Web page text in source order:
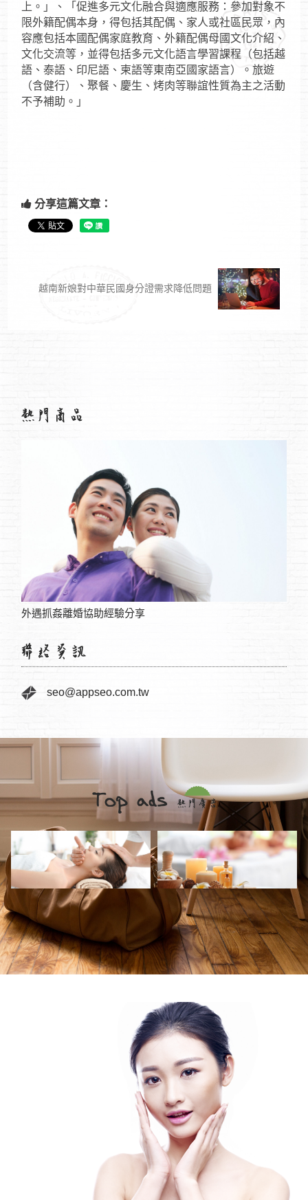
上。」、「促進多元文化融合與適應服務：參加對象不
限外籍配偶本身，得包括其配偶、家人或社區民眾，內
容應包括本國配偶家庭教育、外籍配偶母國文化介紹、
文化交流等，並得包括多元文化語言學習課程（包括越
語、泰語、印尼語、柬語等東南亞國家語言）。旅遊
（含健行）、聚餐、慶生、烤肉等聯誼性質為主之活動
不予補助。」
分享這篇文章：
越南新娘對中華民國身分證需求降低問題
外遇抓姦離婚協助經驗分享
seo@appseo.com.tw